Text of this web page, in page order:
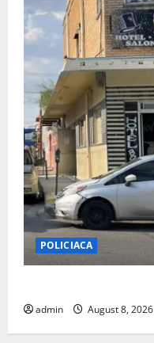
POLICIACA
admin August 8, 2026